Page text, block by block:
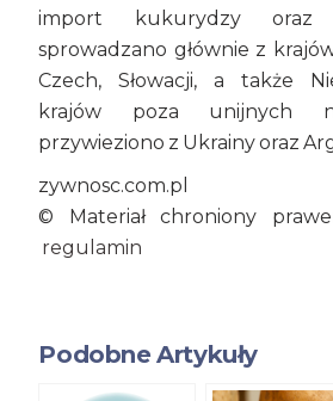
import kukurydzy oraz
sprowadzano głównie z
Czech, Słowacji, a także
krajów poza unijnych
przywieziono z Ukrainy oraz
zywnosc.com.pl
© Materiał chroniony
regulamin
Podobne Artykuły